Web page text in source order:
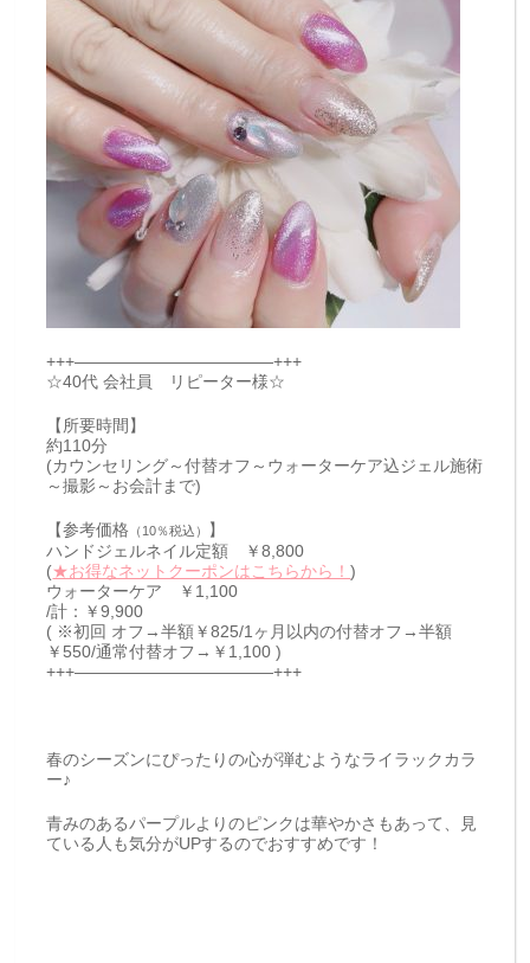
+++————————————+++
☆40代 会社員 リピーター様☆
【所要時間】
約110分
(カウンセリング～付替オフ～ウォーターケア込ジェル施術
～撮影～お会計まで)
【参考価格 （10％税込）
】
ハンドジェルネイル定額 ￥8,800
(★お得なネットクーポンはこちらから！)
ウォーターケア ￥1,100
/計：￥9,900
( ※初回 オフ→半額￥825/1ヶ月以内の付替オフ→半額
￥550/通常付替オフ→￥1,100 )
+++————————————+++
春のシーズンにぴったりの心が弾むようなライラックカラ
ー♪
青みのあるパープルよりのピンクは華やかさもあって、見
ている人も気分がUPするのでおすすめです！